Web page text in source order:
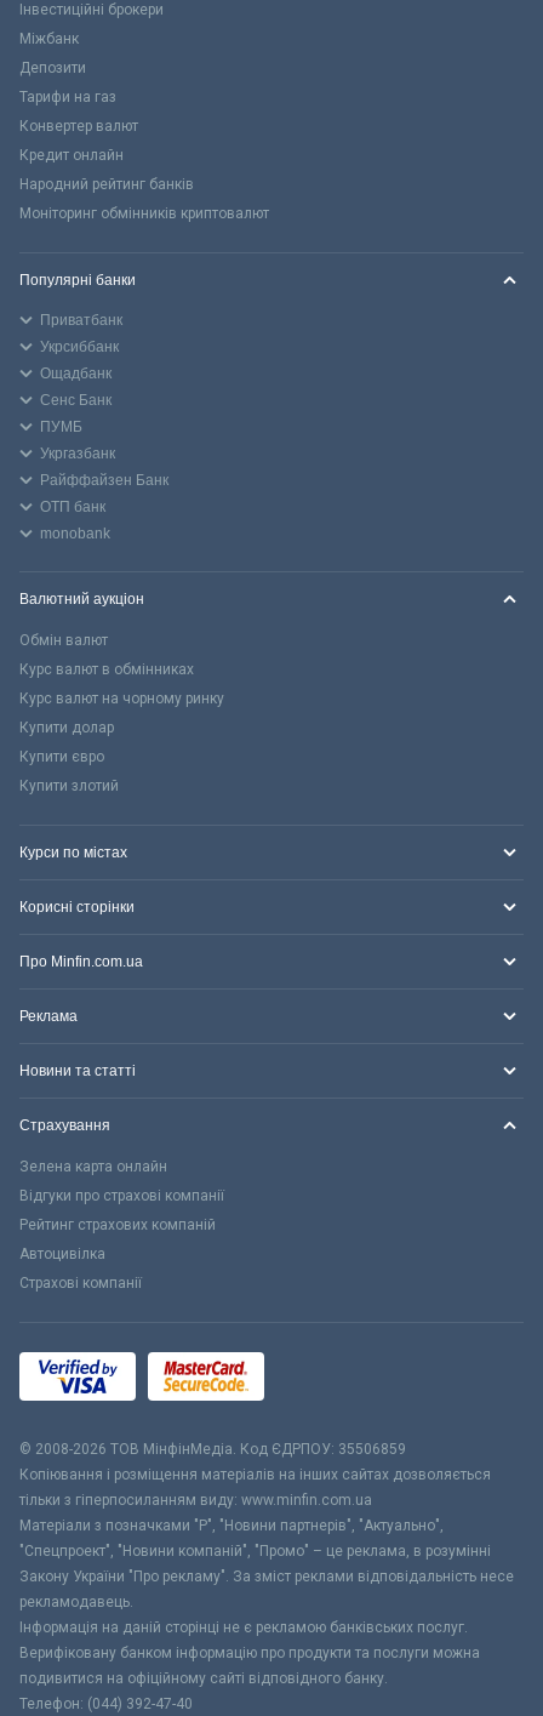
Інвестиційні брокери
Міжбанк
Депозити
Тарифи на газ
Конвертер валют
Кредит онлайн
Народний рейтинг банків
Моніторинг обмінників криптовалют
Популярні банки
Приватбанк
Укрсиббанк
Ощадбанк
Сенс Банк
ПУМБ
Укргазбанк
Райффайзен Банк
ОТП банк
monobank
Валютний аукціон
Обмін валют
Курс валют в обмінниках
Курс валют на чорному ринку
Купити долар
Купити євро
Купити злотий
Курси по містах
Корисні сторінки
Про Minfin.com.ua
Реклама
Новини та статті
Страхування
Зелена карта онлайн
Відгуки про страхові компанії
Рейтинг страхових компаній
Автоцивілка
Страхові компанії
© 2008-2026 ТОВ МiнфiнМедiа. Код ЄДРПОУ: 35506859
Копіювання і розміщення матеріалів на інших сайтах дозволяється
тільки з гіперпосиланням виду: www.minfin.com.ua
Матеріали з позначками "Р", "Новини партнерів", "Актуально",
"Спецпроект", "Новини компаній", "Промо" – це реклама, в розумінні
Закону України "Про рекламу". За зміст реклами відповідальність несе
рекламодавець.
Інформація на даній сторінці не є рекламою банківських послуг.
Верифіковану банком інформацію про продукти та послуги можна
подивитися на офіційному сайті відповідного банку.
Телефон: (044) 392-47-40